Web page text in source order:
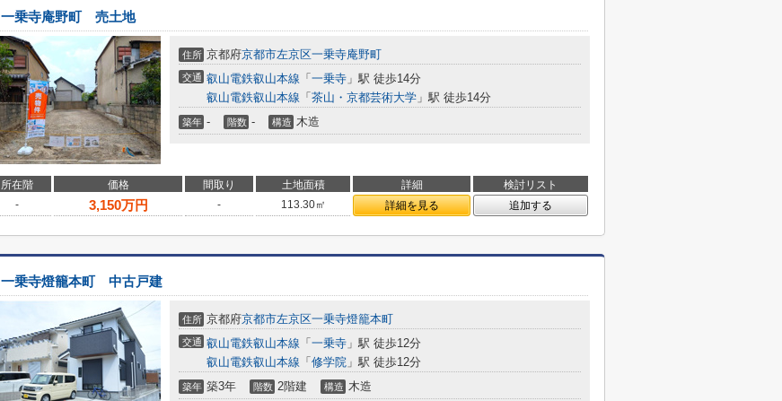
一乗寺庵野町 売土地
住所 京都府京都市左京区一乗寺庵野町
交通 叡山電鉄叡山本線 「 一乗寺 」駅 徒歩14分
叡山電鉄叡山本線 「 茶山・京都芸術大学 」駅 徒歩14分
築年 - 階数 - 構造 木造
所在階 価格 間取り 土地面積 詳細
検討リスト
-
3,150万円 - 113.30㎡ 詳細を見る 追加する
一乗寺燈籠本町 中古戸建
住所 京都府京都市左京区一乗寺燈籠本町
交通 叡山電鉄叡山本線 「 一乗寺 」駅 徒歩12分
叡山電鉄叡山本線 「 修学院 」駅 徒歩12分
築年 築3年 階数 2階建 構造 木造